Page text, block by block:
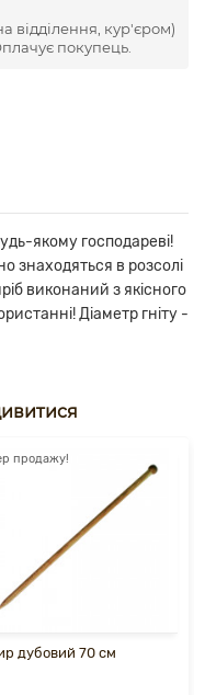
відділення, кур'єром)
покупець.
якому господареві!
знаходяться в розсолі
виконаний з якісного
Діаметр гніту -
продажу!
дубовий 70 см